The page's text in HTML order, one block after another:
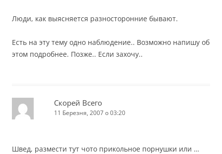
Люди, как выясняется разносторонние бывают.
Есть на эту тему одно наблюдение.. Возможно напишу об
этом подробнее. Позже.. Если захочу..
Скорей Всего
11 Березня, 2007 о 03:20
Швед, размести тут чото прикольное порнушки или …